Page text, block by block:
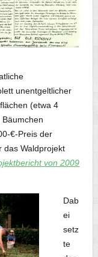
unentgeltlicher
(etwa 4
€-Preis der
das Waldprojekt
von 2009
Dab
ei
setz
te